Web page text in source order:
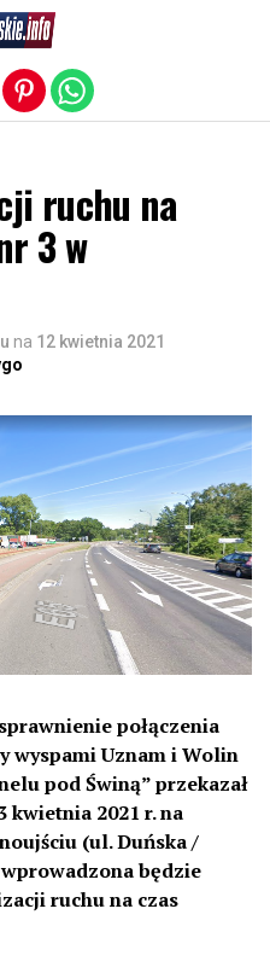
ruchu na
3 w
na 12 kwietnia 2021
połączenia
wyspami Uznam i Wolin
pod Świną” przekazał
2021 r. na
(ul. Duńska /
będzie
ruchu na czas
version